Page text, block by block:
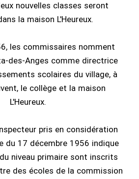
nouvelles classes seront
la maison L'Heureux.
les commissaires nomment
des-Anges comme directrice
scolaires du village, à
le collège et la maison
L'Heureux.
pris en considération
du 17 décembre 1956 indique
niveau primaire sont inscrits
des écoles de la commission